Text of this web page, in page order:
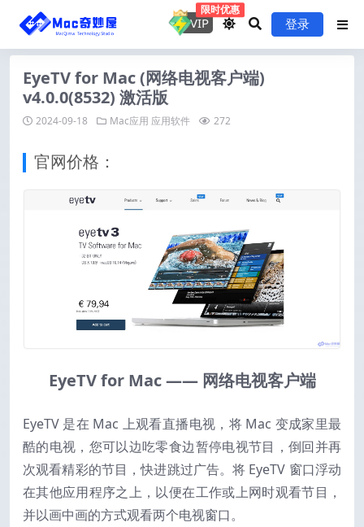
VIP
限时优惠
登录
EyeTV for Mac (网络电视客户端)
v4.0.0(8532) 激活版
2024-09-18 Mac应用 应用软件 272
官网价格：
EyeTV for Mac —— 网络电视客户端
EyeTV 是在 Mac 上观看直播电视，将 Mac 变成家里最
酷的电视，您可以边吃零食边暂停电视节目，倒回并再
次观看精彩的节目，快进跳过广告。将 EyeTV 窗口浮动
在其他应用程序之上，以便在工作或上网时观看节目，
并以画中画的方式观看两个电视窗口。